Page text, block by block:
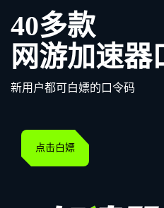
40多款
网游加速
新用户都可白嫖的口令码
点击白嫖